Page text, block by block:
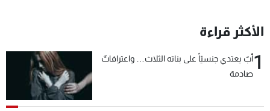
الأكثر قراءة
1أبٌ يعتدي جنسيّاً على بناته الثلاث… واعترافاتٌ
صادمة